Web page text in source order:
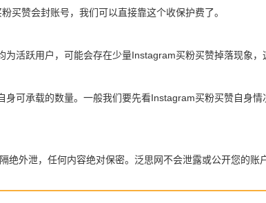
买赞会封账号，我们可以直接靠这个收保护费了。
活跃用户，可能会存在少量Instagram买粉买赞掉落现象，
可承载的数量。一般我们要先看Instagram买粉买赞自身情
外泄，任何内容绝对保密。泛思网不会泄露或公开您的账